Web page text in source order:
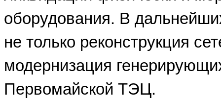
оборудования. В
не только реконструкция
модернизация
Первомайской ТЭЦ.